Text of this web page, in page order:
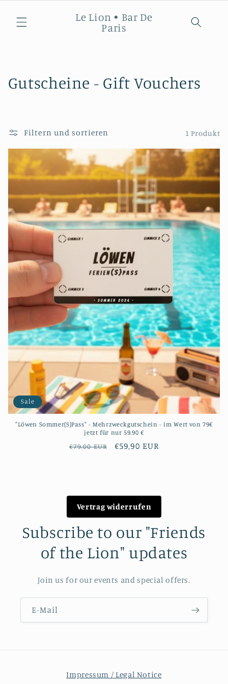
Direkt
Inhalt
Le Lion • Bar De
Paris
K
g
o
r
i
e
:
Gutscheine - Gift Vouchers
Filtern und sortieren 1 Produkt
Sale
"Löwen Sommer(S)Pass" - Mehrzweckgutschein - im Wert von 79€
jetzt für nur 59.90 €
Normaler
€79,00 EUR Verkaufspreis
€59,90 EUR
Vertrag widerrufen
Subscribe to our "Friends
of the Lion" updates
Join us for our events and special offers.
E-Mail
Impressum / Legal Notice